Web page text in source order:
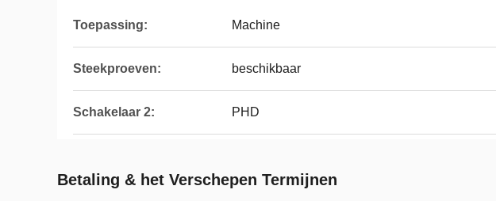
Toepassing: Machine
Steekproeven: beschikbaar
Schakelaar 2: PHD
Betaling & het Verschepen Termijnen